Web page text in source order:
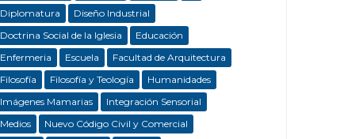
Diplomatura
Diseño Industrial
Doctrina Social de la Iglesia
Educación
Enfermeria
Escuela
Facultad de Arquitectura
Filosofía
Filosofía y Teología
Humanidades
Imágenes Mamarias
Integración Sensorial
Medios
Nuevo Código Civil y Comercial